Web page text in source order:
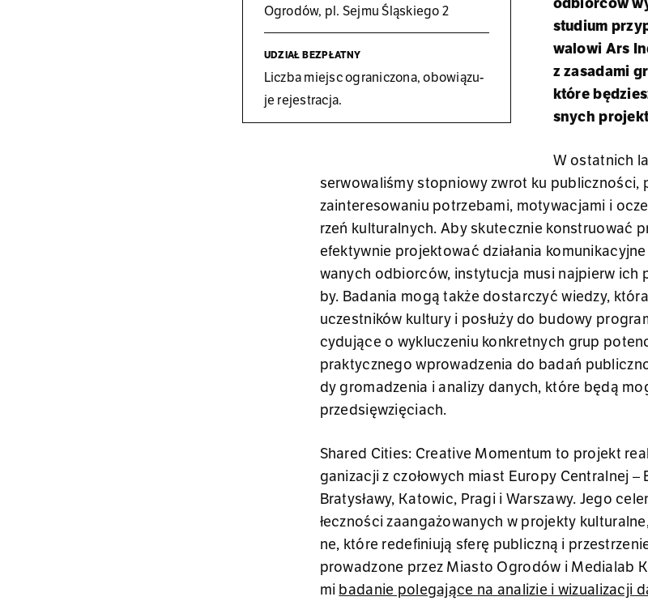
Ogro­dów, pl. Sejmu Ślą­skie­go 2
UDZIAŁ BEZ­PŁAT­NY
Licz­ba miejsc ogra­ni­czo­na, obo­wią­zu­
je re­je­stra­cja.
stu­dium
wa­lo­wi Ars
z za­sa­da­mi
które
snych
W ostat­nich
ser­wo­wa­li­śmy stop­nio­wy zwrot ku pu­blicz­no­ści,
za­in­te­re­so­wa­niu po­trze­ba­mi, mo­ty­wa­cja­mi i
rzeń kul­tu­ral­nych. Aby sku­tecz­nie kon­stru­ować
efek­tyw­nie pro­jek­to­wać dzia­ła­nia
wa­nych od­bior­ców, in­sty­tu­cja musi naj­pierw
by. Ba­da­nia mogą także do­star­czyć wie­dzy,
uczest­ni­ków kul­tu­ry i po­słu­ży do bu­do­wy
cy­du­ją­ce o wy­klu­cze­niu kon­kret­nych grup
prak­tycz­ne­go wpro­wa­dze­nia do badań
dy gro­ma­dze­nia i ana­li­zy da­nych, które będą
przed­się­wzię­ciach.
Sha­red Ci­ties: Cre­ati­ve Mo­men­tum to pro­jekt
ga­ni­za­cji z czo­ło­wych miast Eu­ro­py Cen­tral­nej
Bra­ty­sła­wy, Ka­to­wic, Pragi i War­sza­wy. Jego
łecz­no­ści za­an­ga­żo­wa­nych w pro­jek­ty
ne, które re­de­fi­niu­ją sferę pu­blicz­ną i
pro­wa­dzo­ne przez Mia­sto Ogro­dów i Me­dia­lab
mi ba­da­nie po­le­ga­ją­ce na ana­li­zie i wi­zu­ali­za­cji